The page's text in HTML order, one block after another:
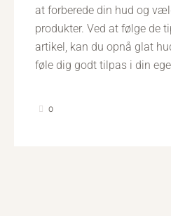
at forberede din hud og
produkter. Ved at følge de
artikel, kan du opnå glat
føle dig godt tilpas i din
0